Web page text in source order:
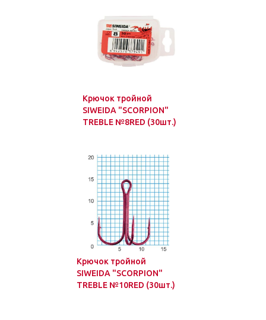
Крючок тройной
SIWEIDA "SCORPION"
TREBLE №8RED (30шт.)
Крючок тройной
SIWEIDA "SCORPION"
TREBLE №10RED (30шт.)